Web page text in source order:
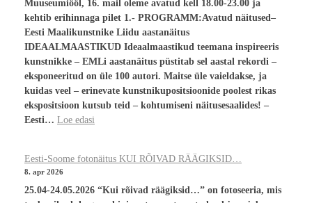
Muuseumiööl, 16. mail oleme avatud kell 18.00-23.00 ja
kehtib erihinnaga pilet 1.- PROGRAMM:Avatud näitused–
Eesti Maalikunstnike Liidu aastanäitus
IDEAALMAASTIKUD Ideaalmaastikud teemana inspireeris
kunstnikke – EMLi aastanäitus püstitab sel aastal rekordi –
eksponeeritud on üle 100 autori. Maitse üle vaieldakse, ja
kuidas veel – erinevate kunstnikupositsioonide poolest rikas
ekspositsioon kutsub teid – kohtumiseni näitusesaalides! –
Eesti… Loe edasi
Eesti-Soome fotonäitus KUI RÕIVAD RÄÄGIKSID…
8. apr 2026
25.04-24.05.2026 “Kui rõivad räägiksid…” on fotoseeria, mis